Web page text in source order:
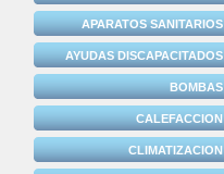
APARATOS SANITARIOS
AYUDAS DISCAPACITADOS
BOMBAS
CALEFACCION
CLIMATIZACION